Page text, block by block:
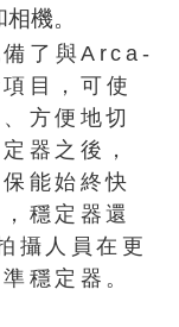
機。
了與Arca-
目，可使
方便地切
器之後，
能始終快
穩定器還
攝人員在更
穩定器。